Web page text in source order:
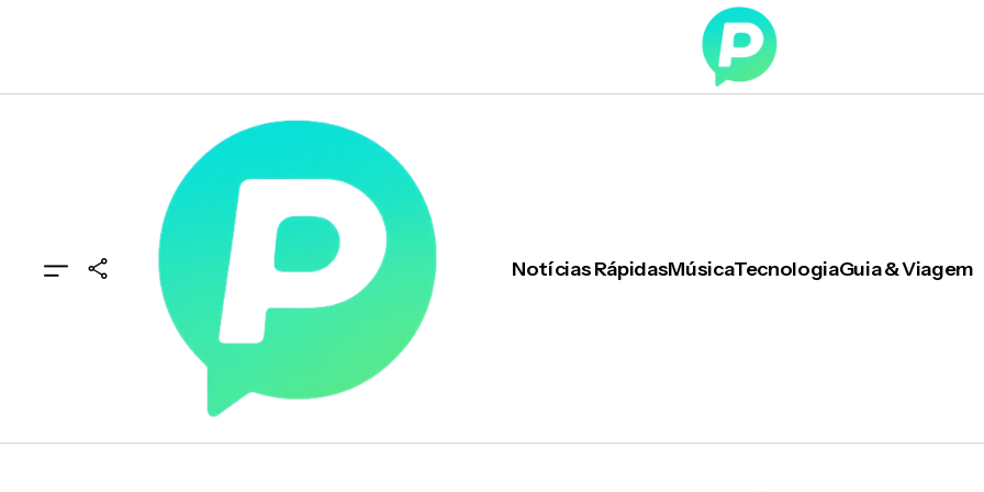
Notícias RápidasMúsicaTecnologiaGuia & Viagem